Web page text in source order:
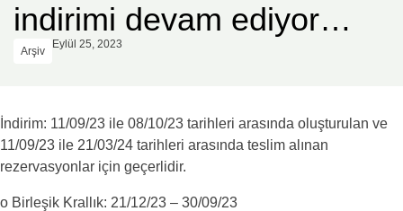
indirimi devam ediyor…
Arşiv
Eylül 25, 2023
İndirim: 11/09/23 ile 08/10/23 tarihleri arasında oluşturulan ve
11/09/23 ile 21/03/24 tarihleri arasında teslim alınan
rezervasyonlar için geçerlidir.
o Birleşik Krallık: 21/12/23 – 30/09/23